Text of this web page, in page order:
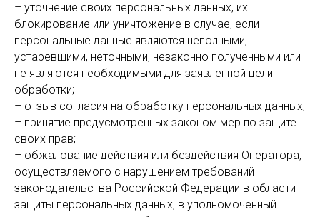
– уточнение своих персональных данных, их
блокирование или уничтожение в случае, если
персональные данные являются неполными,
устаревшими, неточными, незаконно полученными или
не являются необходимыми для заявленной цели
обработки;
– отзыв согласия на обработку персональных данных;
– принятие предусмотренных законом мер по защите
своих прав;
– обжалование действия или бездействия Оператора,
осуществляемого с нарушением требований
законодательства Российской Федерации в области
защиты персональных данных, в уполномоченный